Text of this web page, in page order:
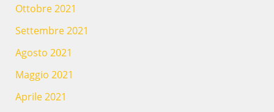
Ottobre 2021
Settembre 2021
Agosto 2021
Maggio 2021
Aprile 2021